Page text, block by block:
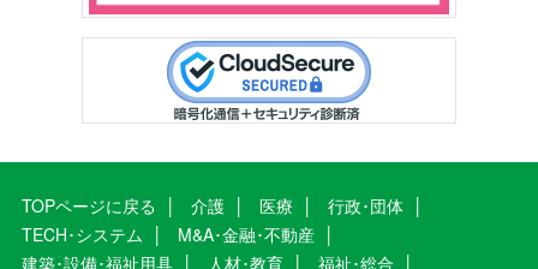
TOPページに戻る 介護 医療
行政･団体
TECH･システム
M&A･金融･不動産
建築･設備･福祉用具
人材･教育 福祉･総合